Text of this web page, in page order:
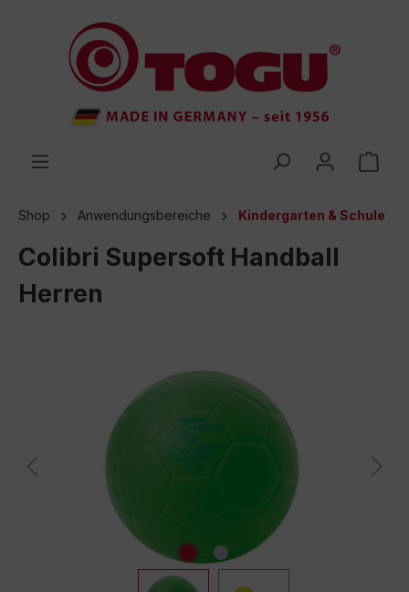
springen
Shop Anwendungsbereiche Kindergarten & Schule
Colibri Supersoft Handball
Herren